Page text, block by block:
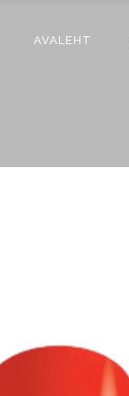
AVALEHT